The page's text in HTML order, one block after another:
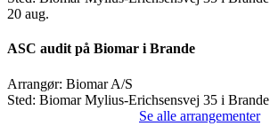
20 aug.
ASC audit på Biomar i Brande
Arrangør: Biomar A/S
Sted: Biomar Mylius-Erichsensvej 35 i Brande
Se alle arrangementer